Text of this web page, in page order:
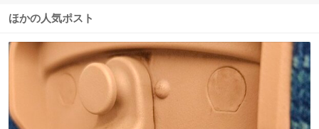
ほかの人気ポスト